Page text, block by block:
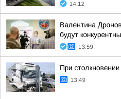
14:12
Валентина
будут
13:59
При столкновении
13:49